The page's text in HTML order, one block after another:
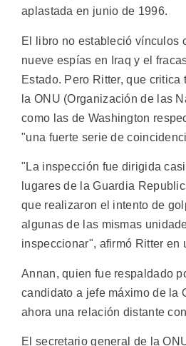
aplastada en junio de 1996.
El libro no estableció vínculos
nueve espías en Iraq y el
Estado. Pero Ritter, que critica
la ONU (Organización de las
como las de Washington
"una fuerte serie de
"La inspección fue dirigida
lugares de la Guardia
que realizaron el intento de
algunas de las mismas
inspeccionar", afirmó Ritter en
Annan, quien fue respaldado
candidato a jefe máximo de la
ahora una relación distante
El secretario general de la